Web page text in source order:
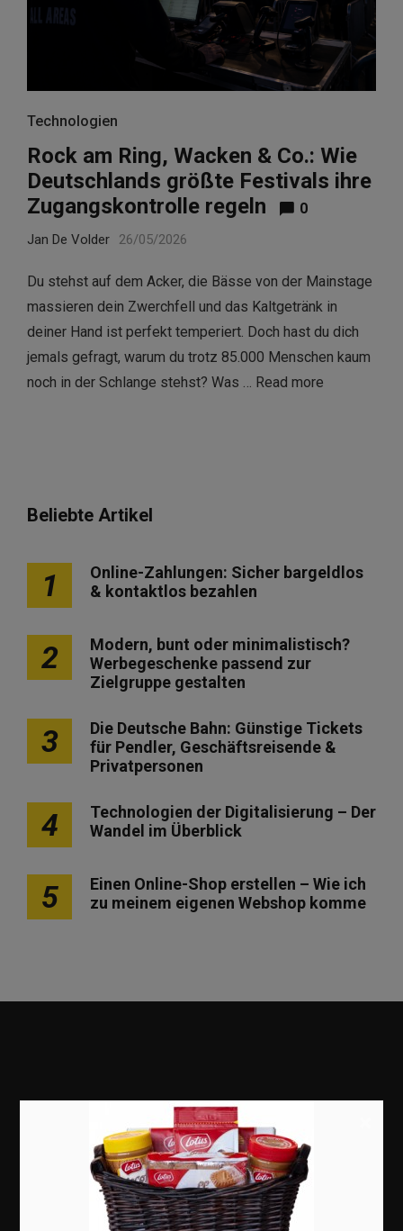
Technologien
Rock am Ring, Wacken & Co.: Wie
Deutschlands größte Festivals ihre
Zugangskontrolle regeln
0
Jan De Volder 26/05/2026
Du stehst auf dem Acker, die Bässe von der Mainstage
massieren dein Zwerchfell und das Kaltgetränk in
deiner Hand ist perfekt temperiert. Doch hast du dich
jemals gefragt, warum du trotz 85.000 Menschen kaum
noch in der Schlange stehst? Was … Read more
Beliebte Artikel
1
Online-Zahlungen: Sicher bargeldlos
& kontaktlos bezahlen
2
Modern, bunt oder minimalistisch?
Werbegeschenke passend zur
Zielgruppe gestalten
3
Die Deutsche Bahn: Günstige Tickets
für Pendler, Geschäftsreisende &
Privatpersonen
4
Technologien der Digitalisierung – Der
Wandel im Überblick
5
Einen Online-Shop erstellen – Wie ich
zu meinem eigenen Webshop komme
Erfolgsgeschichten